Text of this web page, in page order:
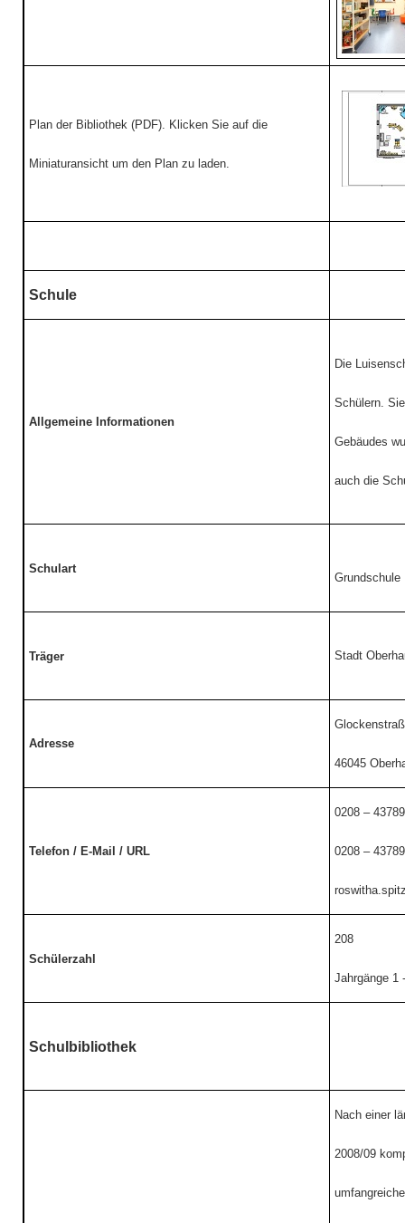
Plan der Bibliothek (PDF). Klicken Sie auf die
Miniaturansicht um den Plan zu laden.
Schule
Allgemeine Informationen
Die
Schülern.
Gebäudes
auch die
Schulart
Grundschule
Träger Stadt
Adresse
46045
Telefon / E-Mail / URL
0208 –
0208 –
Schülerzahl
208
Jahrgänge 1
Schulbibliothek
Nach einer
2008/09